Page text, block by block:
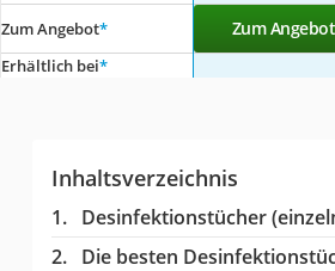
Zum Angebot* Zum
Erhältlich bei*
Inhaltsverzeichnis
Desinfektionstücher
Die besten